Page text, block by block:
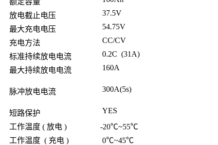
额定容量
放电截止电压
37.5V
最大充电电压
54.75V
充电方法
CC/CV
标准持续放电电流
0.2C (31A)
最大持续放电电流
160A
脉冲放电电流 300A(5s)
短路保护
YES
工作温度 ( 放电 )
-20℃~55℃
工作温度 ( 充电 )
0℃~45℃